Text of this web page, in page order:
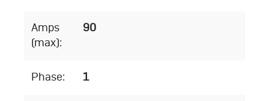
Amps
(max):
90
Phase: 1